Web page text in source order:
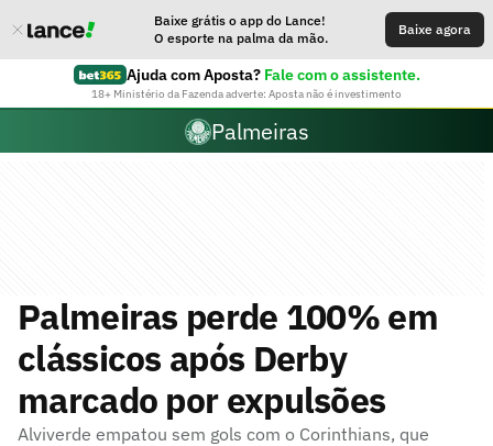
Baixe grátis o app do Lance!
O esporte na palma da mão.
Baixe agora
Ajuda com Aposta? Fale com o assistente.
18+ Ministério da Fazenda adverte: Aposta não é investimento
Palmeiras
Palmeiras perde 100% em
clássicos após Derby
marcado por expulsões
Alviverde empatou sem gols com o Corinthians, que